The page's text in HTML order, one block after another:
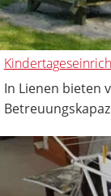
In Lienen bieten